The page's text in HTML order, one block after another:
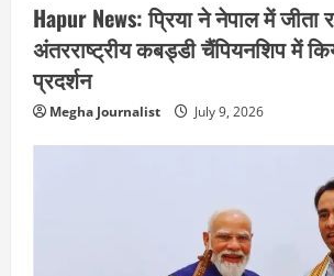
Hapur News: प्रिया ने नेपाल में
अंतरराष्ट्रीय कबड्डी चैंपियनशिप में
प्रदर्शन
Megha Journalist July 9, 2026